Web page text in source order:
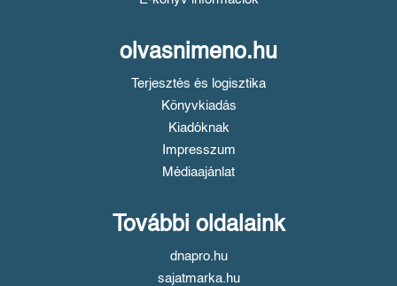
olvasnimeno.hu
Terjesztés és logisztika
Könyvkiadás
Kiadóknak
Impresszum
Médiaajánlat
További oldalaink
dnapro.hu
sajatmarka.hu